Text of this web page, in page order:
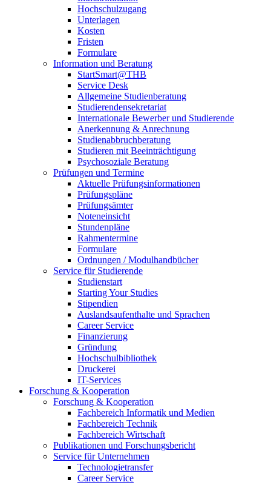
Hochschulzugang
Unterlagen
Kosten
Fristen
Formulare
Information und Beratung
StartSmart@THB
Service Desk
Allgemeine Studienberatung
Studierendensekretariat
Internationale Bewerber und Studierende
Anerkennung & Anrechnung
Studienabbruchberatung
Studieren mit Beeinträchtigung
Psychosoziale Beratung
Prüfungen und Termine
Aktuelle Prüfungsinformationen
Prüfungspläne
Prüfungsämter
Noteneinsicht
Stundenpläne
Rahmentermine
Formulare
Ordnungen / Modulhandbücher
Service für Studierende
Studienstart
Starting Your Studies
Stipendien
Auslandsaufenthalte und Sprachen
Career Service
Finanzierung
Gründung
Hochschulbibliothek
Druckerei
IT-Services
Forschung & Kooperation
Forschung & Kooperation
Fachbereich Informatik und Medien
Fachbereich Technik
Fachbereich Wirtschaft
Publikationen und Forschungsbericht
Service für Unternehmen
Technologietransfer
Career Service